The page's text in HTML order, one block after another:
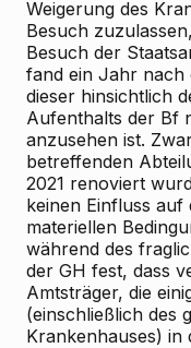
Weigerung des
Besuch
Besuch der
fand ein Jahr nach
dieser hinsichtlich
Aufenthalts der Bf
anzusehen ist.
betreffenden
2021 renoviert
keinen Einfluss auf
materiellen
während des
der GH fest, dass
Amtsträger, die
(einschließlich des
Krankenhauses) in